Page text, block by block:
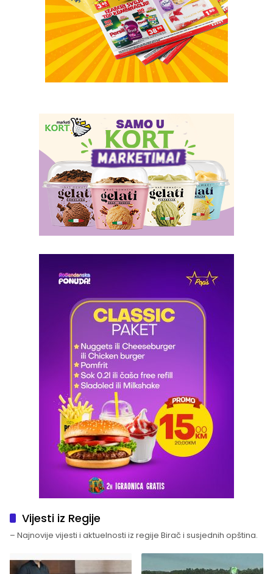
Vijesti iz Regije
– Najnovije vijesti i aktuelnosti iz regije Birač i susjednih opština.